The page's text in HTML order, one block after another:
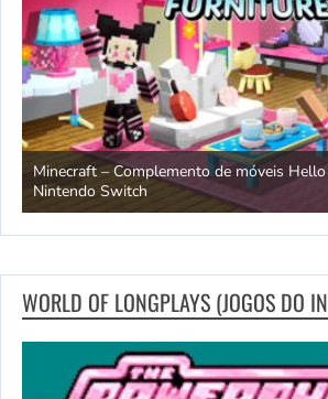
Minecraft – Complemento de móveis
Nintendo Switch
WORLD OF LONGPLAYS (JOGOS DO